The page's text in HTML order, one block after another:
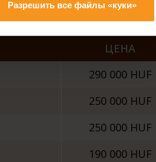
Разрешить все файлы «куки»
ЦЕНА
290 000 HUF
250 000 HUF
250 000 HUF
190 000 HUF